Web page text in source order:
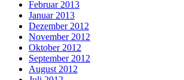
Februar 2013
Januar 2013
Dezember 2012
November 2012
Oktober 2012
September 2012
August 2012